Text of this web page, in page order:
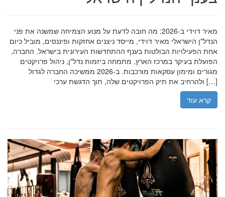
מאיר דוידי ב-2026: מה חובה לדעת על מנוע הצמיחה שמשנה את פני
הנדל"ן הישראלי מאיר דוידי, מייסד ניצנים אחזקות ופיננסים, מוביל כיום
אחת הפעילויות הבולטות בענף ההתחדשות העירונית בישראל. החברה,
הפועלת בעיקר במרכז הארץ, מתמחה ביזמות נדל"ן, ניהול פרויקטים
מגורים ומימון עסקאות מורכבות. ב-2026 ממשיכה החברה לגדול
ולהרחיב את תיק הפרויקטים שלה, תוך הדגשת ערכי […]
קרא עוד